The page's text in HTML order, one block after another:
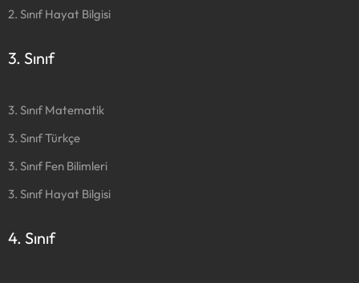
2. Sınıf Hayat Bilgisi
3. Sınıf
3. Sınıf Matematik
3. Sınıf Türkçe
3. Sınıf Fen Bilimleri
3. Sınıf Hayat Bilgisi
4. Sınıf